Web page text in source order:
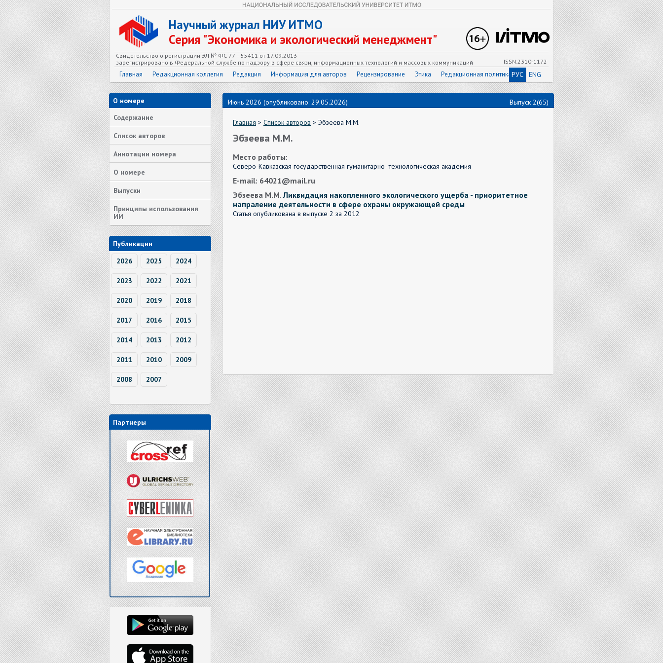
Научный журнал НИУ ИТМО
Серия "Экономика и экологический менеджмент"
Свидетельство о регистрации ЭЛ № ФС 77 – 55411 от 17.09.2013
зарегистрировано в Федеральной службе по надзору в сфере связи, информационных технологий и массовых коммуникаций
ISSN:2310-1172
Главная Редакционная коллегия Редакция Информация для авторов Рецензирование Этика Редакционная политика РУС ENG
О номере
Содержание
Список авторов
Аннотации номера
О номере
Выпуски
Принципы использования
ИИ
Публикации
2026
2025 2024
2023 2022 2021
2020 2019 2018
2017 2016 2015
2014 2013 2012
2011 2010 2009
2008 2007
Партнеры
Июнь 2026 (опубликовано: 29.05.2026) Выпуск 2(65)
Главная > Список авторов > Эбзеева М.М.
Эбзеева М.М.
Место работы:
Северо-Кавказская государственная гуманитарно- технологическая академия
E-mail: 64021@mail.ru
Эбзеева М.М.Ликвидация накопленного экологического ущерба - приоритетное
напраление деятельности в сфере охраны окружающей среды
Статья опубликована в выпуске 2 за 2012